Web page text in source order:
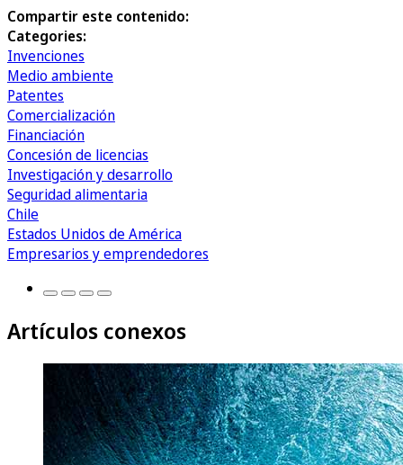
Compartir este contenido:
Categories:
Invenciones
Medio ambiente
Patentes
Comercialización
Financiación
Concesión de licencias
Investigación y desarrollo
Seguridad alimentaria
Chile
Estados Unidos de América
Empresarios y emprendedores
Artículos conexos